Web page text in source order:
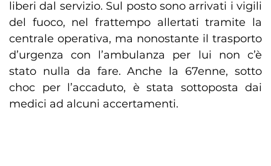
liberi dal servizio. Sul posto sono arrivati i vigili
del fuoco, nel frattempo allertati tramite la
centrale operativa, ma nonostante il trasporto
d’urgenza con l’ambulanza per lui non c’è
stato nulla da fare. Anche la 67enne, sotto
choc per l’accaduto, è stata sottoposta dai
medici ad alcuni accertamenti.